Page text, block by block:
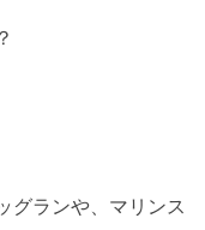
グランや、マリンス